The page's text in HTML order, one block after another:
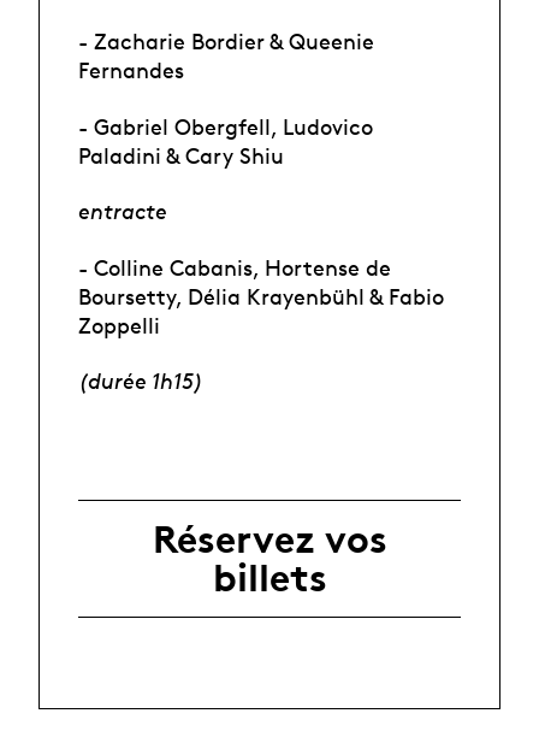
- Zacharie Bordier & Queenie
Fernandes
- Gabriel Obergfell, Ludovico
Paladini & Cary Shiu
entracte
- Colline Cabanis, Hortense de
Boursetty, Délia Krayenbühl & Fabio
Zoppelli
(durée 1h15)
Réservez vos
billets